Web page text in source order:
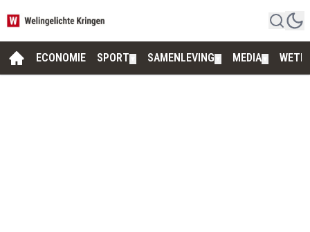
ECONOMIE SPORT SAMENLEVING MEDIA